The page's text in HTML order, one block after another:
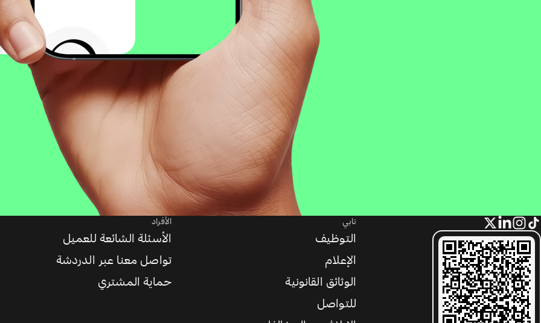
تابي
التوظيف
الإعلام
الوثائق القانونية
للتواصل
الأفراد
الأسئلة الشائعة للعميل
تواصل معنا عبر الدردشة
حماية المشتري